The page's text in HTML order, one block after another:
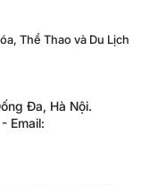
Thể Thao và Du Lịch
Đa, Hà Nội.
Email: